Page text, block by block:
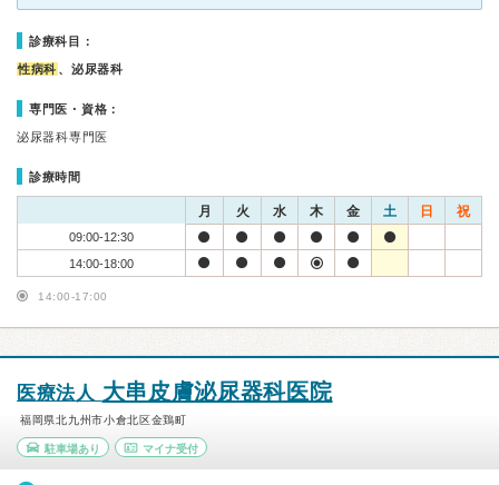
診療科目：
性病科 、泌尿器科
専門医・資格：
泌尿器科専門医
診療時間
月 火 水 木 金 土 日 祝
09:00-12:30
14:00-18:00
14:00-17:00
医療法人 大串皮膚泌尿器科医院
福岡県北九州市小倉北区金鶏町
駐車場あり マイナ受付